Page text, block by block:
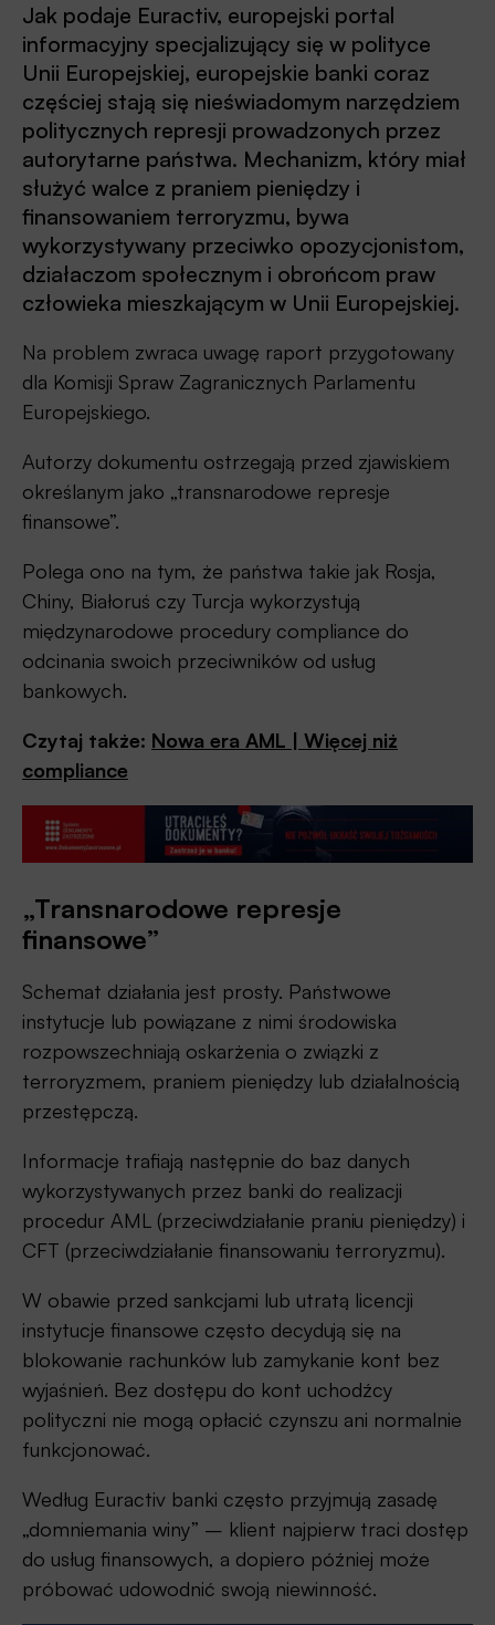
Jak podaje Euractiv, europejski portal
informacyjny specjalizujący się w polityce
Unii Europejskiej, europejskie banki coraz
częściej stają się nieświadomym narzędziem
politycznych represji prowadzonych przez
autorytarne państwa. Mechanizm, który miał
służyć walce z praniem pieniędzy i
finansowaniem terroryzmu, bywa
wykorzystywany przeciwko opozycjonistom,
działaczom społecznym i obrońcom praw
człowieka mieszkającym w Unii Europejskiej.
Na problem zwraca uwagę raport przygotowany
dla Komisji Spraw Zagranicznych Parlamentu
Europejskiego.
Autorzy dokumentu ostrzegają przed zjawiskiem
określanym jako „transnarodowe represje
finansowe”.
Polega ono na tym, że państwa takie jak Rosja,
Chiny, Białoruś czy Turcja wykorzystują
międzynarodowe procedury compliance do
odcinania swoich przeciwników od usług
bankowych.
Czytaj także: Nowa era AML | Więcej niż
compliance
„Transnarodowe represje
finansowe”
Schemat działania jest prosty. Państwowe
instytucje lub powiązane z nimi środowiska
rozpowszechniają oskarżenia o związki z
terroryzmem, praniem pieniędzy lub działalnością
przestępczą.
Informacje trafiają następnie do baz danych
wykorzystywanych przez banki do realizacji
procedur AML (przeciwdziałanie praniu pieniędzy) i
CFT (przeciwdziałanie finansowaniu terroryzmu).
W obawie przed sankcjami lub utratą licencji
instytucje finansowe często decydują się na
blokowanie rachunków lub zamykanie kont bez
wyjaśnień. Bez dostępu do kont uchodźcy
polityczni nie mogą opłacić czynszu ani normalnie
funkcjonować.
Według Euractiv banki często przyjmują zasadę
„domniemania winy” – klient najpierw traci dostęp
do usług finansowych, a dopiero później może
próbować udowodnić swoją niewinność.